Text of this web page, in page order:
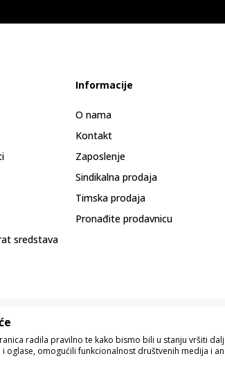
sredstava
Informacije
O nama
Kontakt
Zaposlenje
Sindikalna prodaja
Timska prodaja
Pronađite prodavnicu
opisu proizvoda, prikazu slika i samih cijena, ali ne
radila pravilno te kako bismo bili u stanju vršiti
oglase, omogućili funkcionalnost društvenih medija i